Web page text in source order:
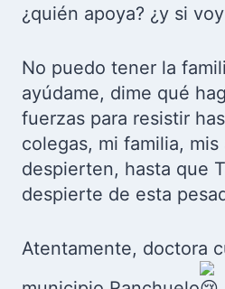
¿quién apoya? ¿y si
No puedo tener la
ayúdame, dime qué
fuerzas para resistir
colegas, mi familia, mis
despierten, hasta que
despierte de esta
Atentamente, doctora